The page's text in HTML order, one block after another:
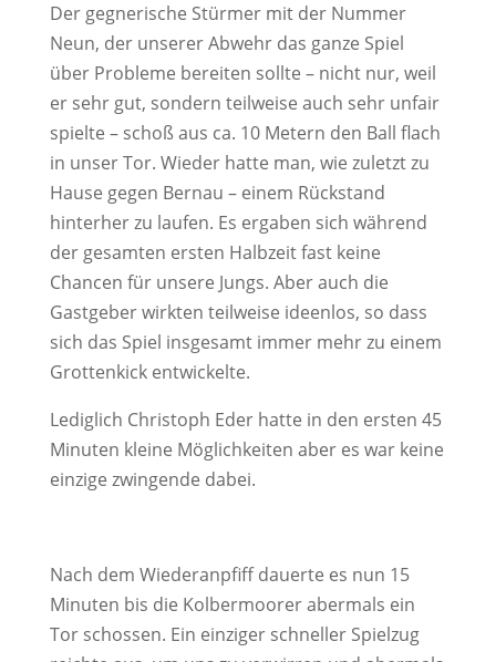
Der gegnerische Stürmer mit der Nummer
Neun, der unserer Abwehr das ganze Spiel
über Probleme bereiten sollte – nicht nur, weil
er sehr gut, sondern teilweise auch sehr unfair
spielte – schoß aus ca. 10 Metern den Ball flach
in unser Tor. Wieder hatte man, wie zuletzt zu
Hause gegen Bernau – einem Rückstand
hinterher zu laufen. Es ergaben sich während
der gesamten ersten Halbzeit fast keine
Chancen für unsere Jungs. Aber auch die
Gastgeber wirkten teilweise ideenlos, so dass
sich das Spiel insgesamt immer mehr zu einem
Grottenkick entwickelte.
Lediglich Christoph Eder hatte in den ersten 45
Minuten kleine Möglichkeiten aber es war keine
einzige zwingende dabei.
Nach dem Wiederanpfiff dauerte es nun 15
Minuten bis die Kolbermoorer abermals ein
Tor schossen. Ein einziger schneller Spielzug